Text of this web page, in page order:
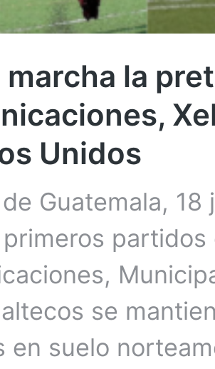
marcha la
Unidos
Guatemala, 18
se
en suelo